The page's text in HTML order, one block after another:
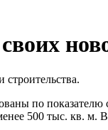
строительства.
по показателю
500 тыс. кв. м.